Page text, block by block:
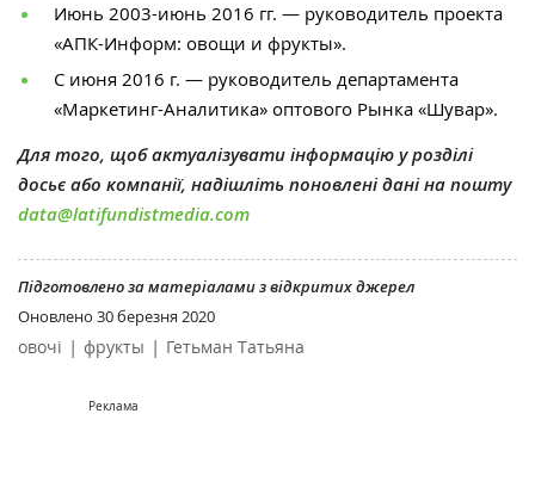
Июнь 2003-июнь 2016 гг. — руководитель проекта
«АПК-Информ: овощи и фрукты».
С июня 2016 г. — руководитель департамента
«Маркетинг-Аналитика» оптового Рынка «Шувар».
Для того, щоб актуалізувати інформацію у розділі
досьє або компанії, надішліть поновлені дані на пошту
data@latifundistmedia.com
Підготовлено за матеріалами з відкритих джерел
Оновлено 30 березня 2020
овочі | фрукты | Гетьман Татьяна
Реклама